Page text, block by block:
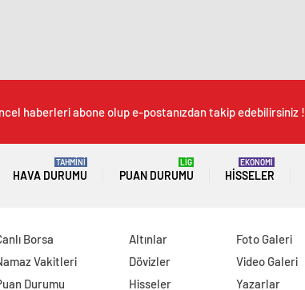
haberleri abone olup e-postanızdan takip edebilirsiniz !
HAVA DURUMU
TAHMİNİ
PUAN DURUMU
LİG
HISSELER
EKONOMİ
Borsa
Vakitleri
Durumu
Altınlar
Dövizler
Hisseler
Foto Galeri
Video Galeri
Yazarlar